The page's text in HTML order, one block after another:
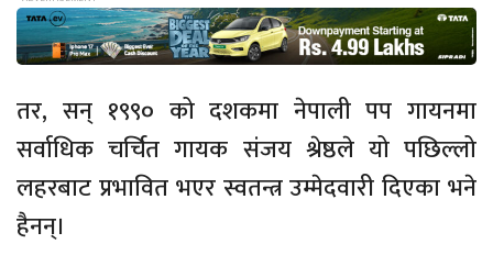
तर, सन् १९९० को दशकमा नेपाली पप गायनमा
सर्वाधिक चर्चित गायक संजय श्रेष्ठले यो पछिल्लो
लहरबाट प्रभावित भएर स्वतन्त्र उम्मेदवारी दिएका भने
हैनन्।